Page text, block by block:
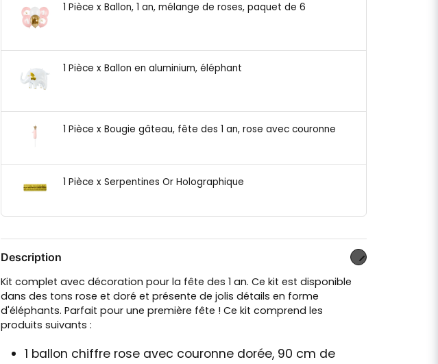
1 Pièce x Ballon, 1 an, mélange de roses, paquet de 6
1 Pièce x Ballon en aluminium, éléphant
1 Pièce x Bougie gâteau, fête des 1 an, rose avec couronne
1 Pièce x Serpentines Or Holographique
Description
Kit complet avec décoration pour la fête des 1 an. Ce kit est disponible
dans des tons rose et doré et présente de jolis détails en forme
d'éléphants. Parfait pour une première fête ! Ce kit comprend les
produits suivants :
1 ballon chiffre rose avec couronne dorée, 90 cm de